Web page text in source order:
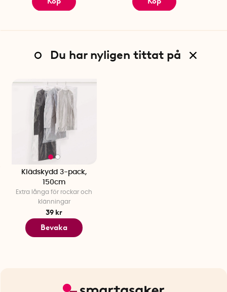
Du har nyligen tittat på
Klädskydd 3-pack,
150cm
Extra långa för rockar och
klänningar
39 kr
Bevaka